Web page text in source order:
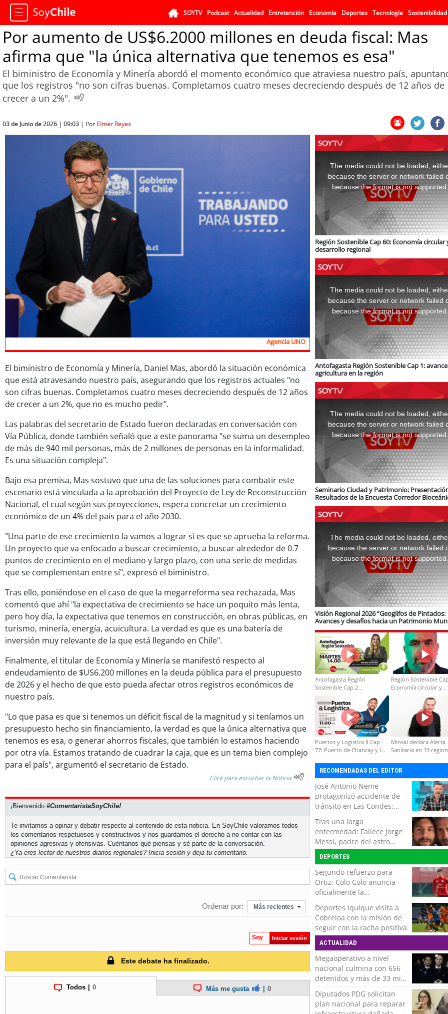
SOYTV Podcast Actualidad Entretención Economía Deportes Tecnología Sostenibilidad
Por aumento de US$6.2000 millones en deuda fiscal: Mas
afirma que "la única alternativa que tenemos es esa"
El biministro de Economía y Minería abordó el momento económico que atraviesa nuestro país,
que los registros "no son cifras buenas. Completamos cuatro meses decreciendo después de 12 años de
crecer a un 2%".
03 de Junio de 2026 | 09:03 | Por Elmer Reyes
Agencia UNO
El biministro de Economía y Minería, Daniel Mas, abordó la situación económica
que está atravesando nuestro país, asegurando que los registros actuales "no
son cifras buenas. Completamos cuatro meses decreciendo después de 12 años
de crecer a un 2%, que no es mucho pedir".
Las palabras del secretario de Estado fueron declaradas en conversación con
Vía Pública, donde también señaló que a este panorama "se suma un desempleo
de más de 940 mil personas, más de 2 millones de personas en la informalidad.
Es una situación compleja".
Bajo esa premisa, Mas sostuvo que una de las soluciones para combatir este
escenario está vinculada a la aprobación del Proyecto de Ley de Reconstrucción
Nacional, el cual según sus proyecciones, espera concretar un crecimiento
económico de un 4% del país para el año 2030.
"Una parte de ese crecimiento la vamos a lograr si es que se aprueba la reforma.
Un proyecto que va enfocado a buscar crecimiento, a buscar alrededor de 0.7
puntos de crecimiento en el mediano y largo plazo, con una serie de medidas
que se complementan entre sí", expresó el biministro.
Tras ello, poniéndose en el caso de que la megarreforma sea rechazada, Mas
comentó que ahí "la expectativa de crecimiento se hace un poquito más lenta,
pero hoy día, la expectativa que tenemos en construcción, en obras públicas, en
turismo, minería, energía, acuicultura. La verdad es que es una batería de
inversión muy relevante de la que está llegando en Chile".
Finalmente, el titular de Economía y Minería se manifestó respecto al
endeudamiento de $US6.200 millones en la deuda pública para el presupuesto
de 2026 y el hecho de que esto pueda afectar otros registros económicos de
nuestro país.
"Lo que pasa es que si tenemos un déficit fiscal de la magnitud y si teníamos un
presupuesto hecho sin financiamiento, la verdad es que la única alternativa que
tenemos es esa, o generar ahorros fiscales, que también lo estamos haciendo
por otra vía. Estamos tratando de cuadrar la caja, que es un tema bien complejo
para el país", argumentó el secretario de Estado.
Click para escuchar la Noticia
¡Bienvenido #ComentaristaSoyChile!
Te invitamos a opinar y debatir respecto al contenido de esta noticia. En SoyChile valoramos todos
los comentarios respetuosos y constructivos y nos guardamos el derecho a no contar con las
opiniones agresivas y ofensivas. Cuéntanos qué piensas y sé parte de la conversación.
¿Ya eres lector de nuestros diarios regionales? Inicia sesión y deja tu comentario.
Ordenar por: Más recientes
Soy Iniciar sesión
Este debate ha finalizado.
Todos 0 Más me gusta 0
window.
The media could not be loaded,
because the server or network failed
because the format is not supported.
Región Sostenible Cap 60: Economía circular
desarrollo regional
window.
The media could not be loaded,
because the server or network failed
because the format is not supported.
Antofagasta Región Sostenible Cap 1:
agricultura en la región
window.
The media could not be loaded,
because the server or network failed
because the format is not supported.
Seminario Ciudad y Patrimonio:
Resultados de la Encuesta Corredor
logística e infraestructura ferroviaria
window.
The media could not be loaded,
because the server or network failed
because the format is not supported.
Visión Regional 2026 “Geoglifos de Pintados:
Avances y desafíos hacia un Patrimonio
de Unesco”
Antofagasta Región
Sostenible Cap.2:
Educación ambiental y
formación de capacidades
técnicas
Región Sostenible
Economía circular y
Puertos y Logística II Cap
77: Puerto de Chancay y la
Minsal declara Alerta
Sanitaria en 13
RECOMENDADAS DEL EDITOR
José Antonio Neme
protagonizó accidente de
tránsito en Las Condes:
Colisionó con un
motociclista
Tras una larga
enfermedad: Fallece Jorge
Messi, padre del astro
argentino
DEPORTES
Segundo refuerzo para
Ortiz: Colo Colo anuncia
oficialmente la
incorporación de Ivan
Román
Deportes Iquique visita a
Cobreloa con la misión de
seguir con la racha positiva
ACTUALIDAD
Megaoperativo a nivel
nacional culmina con 656
detenidos y más de 33 mil
controles realizados
Diputados PDG solicitan
plan nacional para reparar